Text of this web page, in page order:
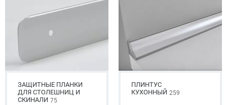
ЗАЩИТНЫЕ ПЛАНКИ
ДЛЯ СТОЛЕШНИЦ И
СКИНАЛИ 75
ПЛИНТУС
КУХОННЫЙ 259